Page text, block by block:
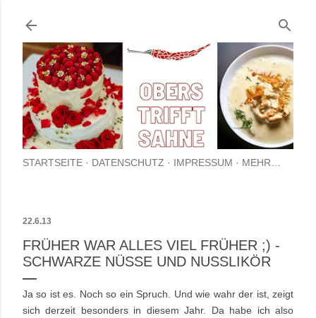
STARTSEITE DATENSCHUTZ IMPRESSUM MEHR…
22.6.13
FRÜHER WAR ALLES VIEL FRÜHER ;) -
SCHWARZE NÜSSE UND NUSSLIKÖR
Ja so ist es. Noch so ein Spruch. Und wie wahr der ist, zeigt
sich derzeit besonders in diesem Jahr. Da habe ich also